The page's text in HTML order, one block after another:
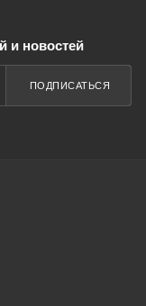
и новостей
ПОДПИСАТЬСЯ